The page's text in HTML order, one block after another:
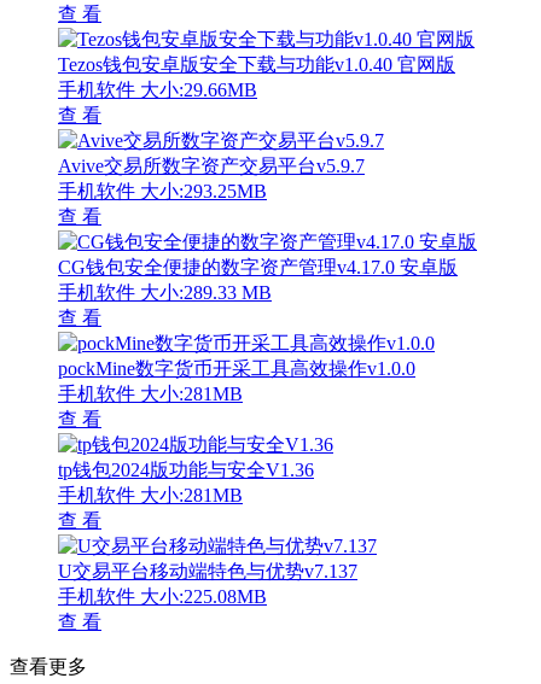
查 看
Tezos钱包安卓版安全下载与功能v1.0.40 官网版
手机软件 大小:29.66MB
查 看
Avive交易所数字资产交易平台v5.9.7
手机软件 大小:293.25MB
查 看
CG钱包安全便捷的数字资产管理v4.17.0 安卓版
手机软件 大小:289.33 MB
查 看
pockMine数字货币开采工具高效操作v1.0.0
手机软件 大小:281MB
查 看
tp钱包2024版功能与安全V1.36
手机软件 大小:281MB
查 看
U交易平台移动端特色与优势v7.137
手机软件 大小:225.08MB
查 看
查看更多